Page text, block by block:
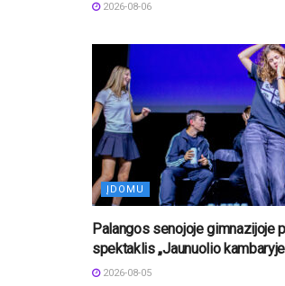
2026-08-06
ĮDOMU
Palangos senojoje gimnazijoje
spektaklis „Jaunuolio
2026-08-05